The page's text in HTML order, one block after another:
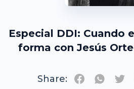
Especial DDI: Cuando
forma con Jesús
Share: